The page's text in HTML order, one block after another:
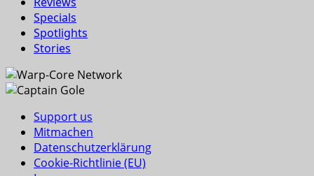
Specials
Spotlights
Stories
Support us
Mitmachen
Datenschutzerklärung
Cookie-Richtlinie (EU)